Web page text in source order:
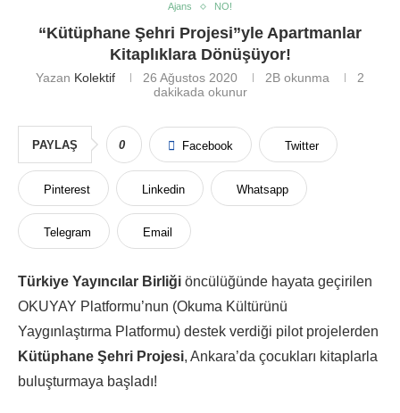
Ajans NO!
“Kütüphane Şehri Projesi”yle Apartmanlar
Kitaplıklara Dönüşüyor!
Yazan Kolektif 26 Ağustos 2020 2B okunma
2
dakikada okunur
PAYLAŞ 0 Facebook Twitter
Pinterest Linkedin Whatsapp
Telegram Email
Türkiye Yayıncılar Birliği öncülüğünde hayata geçirilen
OKUYAY Platformu’nun (Okuma Kültürünü
Yaygınlaştırma Platformu) destek verdiği pilot projelerden
Kütüphane Şehri Projesi, Ankara’da çocukları kitaplarla
buluşturmaya başladı!